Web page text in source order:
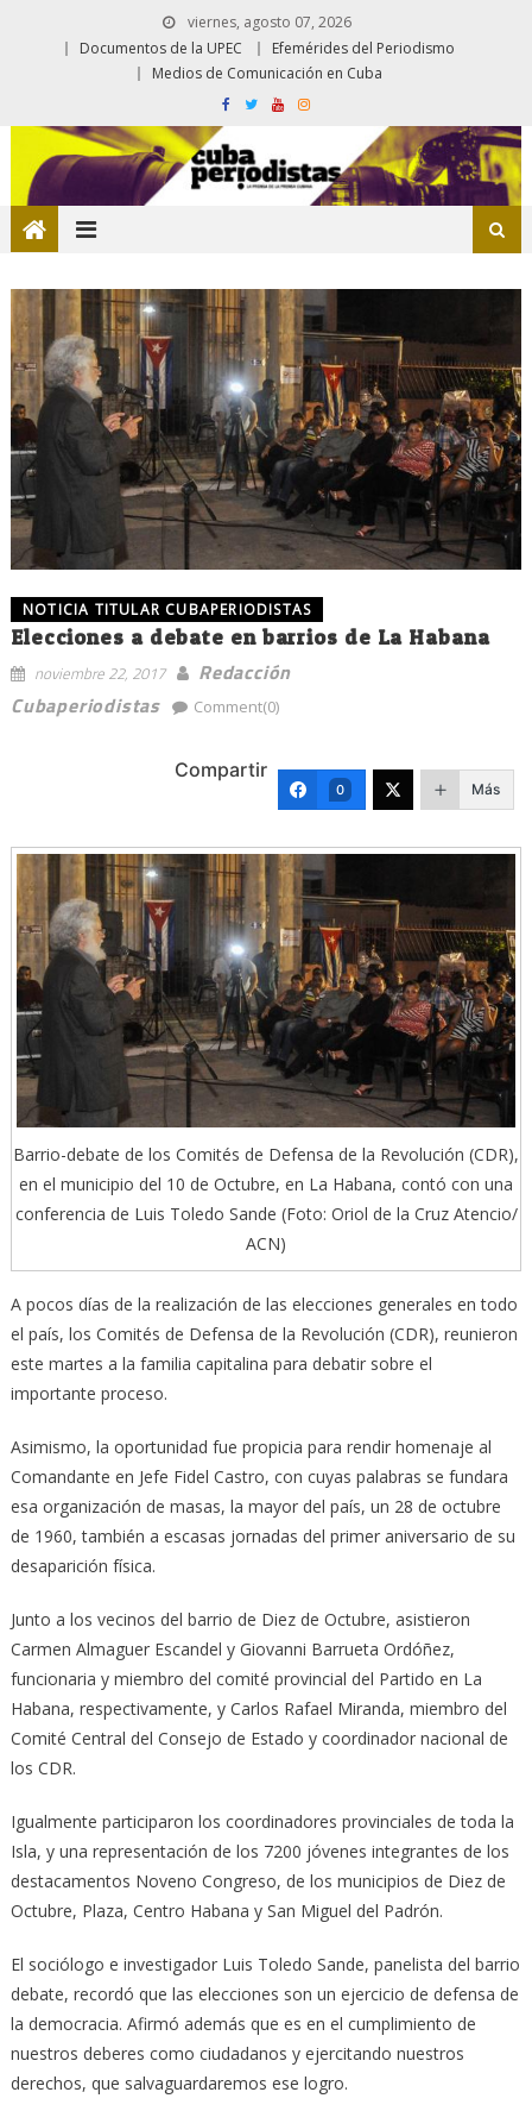
viernes, agosto 07, 2026
Documentos de la UPEC
Efemérides del Periodismo
Medios de Comunicación en Cuba
NOTICIA TITULAR CUBAPERIODISTAS
Elecciones a debate en barrios de La Habana
noviembre 22, 2017
Redacción
Cubaperiodistas
Comment(0)
Compartir
0 Más
Barrio-debate de los Comités de Defensa de la Revolución (CDR),
en el municipio del 10 de Octubre, en La Habana, contó con una
conferencia de Luis Toledo Sande (Foto: Oriol de la Cruz Atencio/
ACN)
A pocos días de la realización de las elecciones generales en todo
el país, los Comités de Defensa de la Revolución (CDR), reunieron
este martes a la familia capitalina para debatir sobre el
importante proceso.
Asimismo, la oportunidad fue propicia para rendir homenaje al
Comandante en Jefe Fidel Castro, con cuyas palabras se fundara
esa organización de masas, la mayor del país, un 28 de octubre
de 1960, también a escasas jornadas del primer aniversario de su
desaparición física.
Junto a los vecinos del barrio de Diez de Octubre, asistieron
Carmen Almaguer Escandel y Giovanni Barrueta Ordóñez,
funcionaria y miembro del comité provincial del Partido en La
Habana, respectivamente, y Carlos Rafael Miranda, miembro del
Comité Central del Consejo de Estado y coordinador nacional de
los CDR.
Igualmente participaron los coordinadores provinciales de toda la
Isla, y una representación de los 7200 jóvenes integrantes de los
destacamentos Noveno Congreso, de los municipios de Diez de
Octubre, Plaza, Centro Habana y San Miguel del Padrón.
El sociólogo e investigador Luis Toledo Sande, panelista del barrio
debate, recordó que las elecciones son un ejercicio de defensa de
la democracia. Afirmó además que es en el cumplimiento de
nuestros deberes como ciudadanos y ejercitando nuestros
derechos, que salvaguardaremos ese logro.